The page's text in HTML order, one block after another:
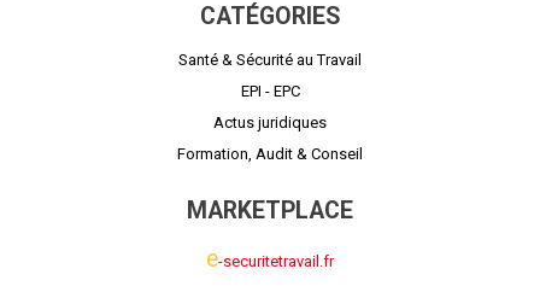
CATÉGORIES
Santé & Sécurité au Travail
EPI - EPC
Actus juridiques
Formation, Audit & Conseil
MARKETPLACE
e-securitetravail.fr